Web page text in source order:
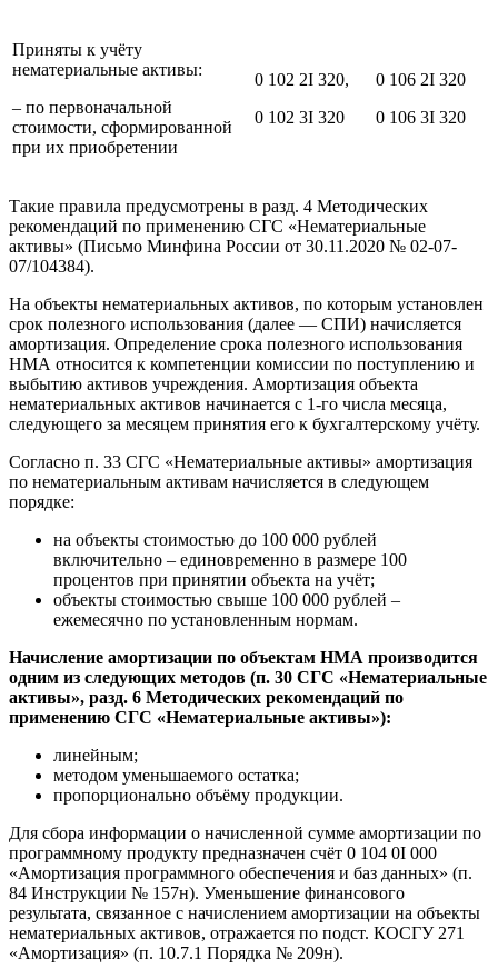
Приняты к учёту
нематериальные активы:
– по первоначальной
стоимости, сформированной
при их приобретении
0 102 2I 320,
0 102 3I 320
0 106 2I 320
0 106 3I 320
Такие правила предусмотрены в разд. 4 Методических
рекомендаций по применению СГС «Нематериальные
активы» (Письмо Минфина России от 30.11.2020 № 02-07-
07/104384).
На объекты нематериальных активов, по которым установлен
срок полезного использования (далее — СПИ) начисляется
амортизация. Определение срока полезного использования
НМА относится к компетенции комиссии по поступлению и
выбытию активов учреждения. Амортизация объекта
нематериальных активов начинается с 1-го числа месяца,
следующего за месяцем принятия его к бухгалтерскому учёту.
Согласно п. 33 СГС «Нематериальные активы» амортизация
по нематериальным активам начисляется в следующем
порядке:
на объекты стоимостью до 100 000 рублей
включительно – единовременно в размере 100
процентов при принятии объекта на учёт;
объекты стоимостью свыше 100 000 рублей –
ежемесячно по установленным нормам.
Начисление амортизации по объектам НМА производится
одним из следующих методов (п. 30 СГС «Нематериальные
активы», разд. 6 Методических рекомендаций по
применению СГС «Нематериальные активы»):
линейным;
методом уменьшаемого остатка;
пропорционально объёму продукции.
Для сбора информации о начисленной сумме амортизации по
программному продукту предназначен счёт 0 104 0I 000
«Амортизация программного обеспечения и баз данных» (п.
84 Инструкции № 157н). Уменьшение финансового
результата, связанное с начислением амортизации на объекты
нематериальных активов, отражается по подст. КОСГУ 271
«Амортизация» (п. 10.7.1 Порядка № 209н).